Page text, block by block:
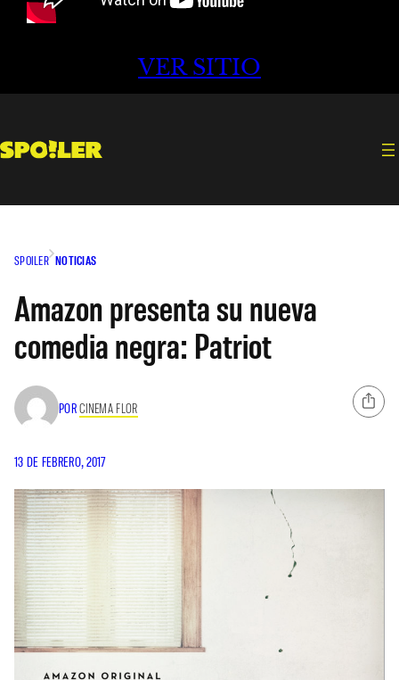
VER SITIO
SPOILER NOTICIAS
Amazon presenta su nueva
comedia negra: Patriot
PORCINEMA FLOR
13 DE FEBRERO, 2017